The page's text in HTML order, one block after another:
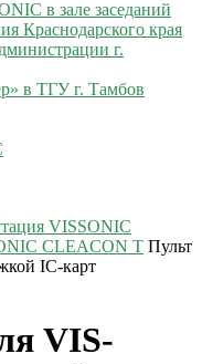
в зале заседаний
Краснодарского края
г.
в ТГУ г. Тамбов
VISSONIC
CLEACON T Пульт
IC-карт
VIS-